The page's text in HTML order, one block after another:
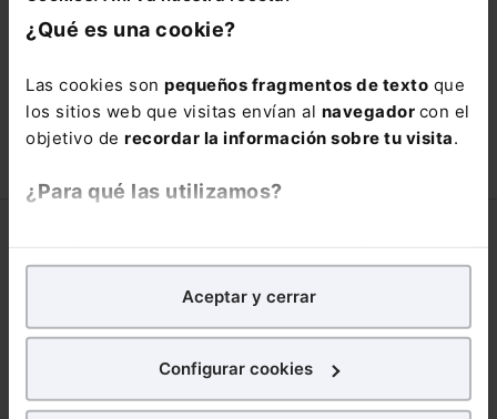
¿Qué es una cookie?
Las cookies son pequeños fragmentos de texto que
los sitios web que visitas envían al navegador con el
objetivo de recordar la información sobre tu visita.
¿Para qué las utilizamos?
analíticospara tratar demejorar tu experienciaen
nuestra página web. También con fines publicitarios,
para poder mostrarte publicidad y contenidos de tu
¿Qué puedes hacer?
Aceptar y cerrar
Configurar cookies
está oportunidad y adquiere tu acceso
con un25% de descuento
110,00€ 66,00€
COMPRAR
Trabaja con nosotros